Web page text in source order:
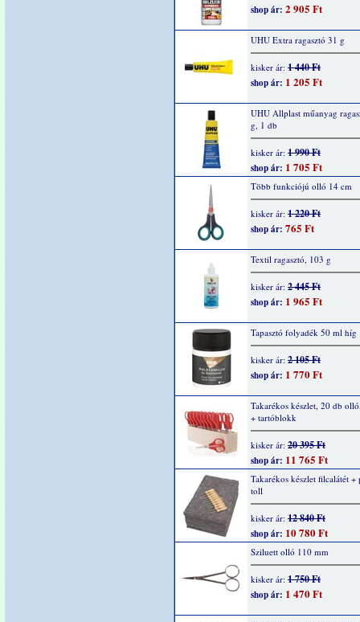
shop ár: 2 905 Ft
UHU Extra ragasztó 31 g
kisker ár: 1 440 Ft
shop ár: 1 205 Ft
UHU Allplast műanyag
g, 1 db
kisker ár: 1 990 Ft
shop ár: 1 705 Ft
Több funkciójú olló 14 cm
kisker ár: 1 220 Ft
shop ár: 765 Ft
Textil ragasztó, 103 g
kisker ár: 2 445 Ft
shop ár: 1 965 Ft
Tapasztó folyadék 50 ml híg
kisker ár: 2 105 Ft
shop ár: 1 770 Ft
Takarékos készlet, 20 db
+ tartóblokk
kisker ár: 20 395 Ft
shop ár: 11 765 Ft
Takarékos készlet filcalátét
toll
kisker ár: 12 840 Ft
shop ár: 10 780 Ft
Sziluett olló 110 mm
kisker ár: 1 750 Ft
shop ár: 1 470 Ft